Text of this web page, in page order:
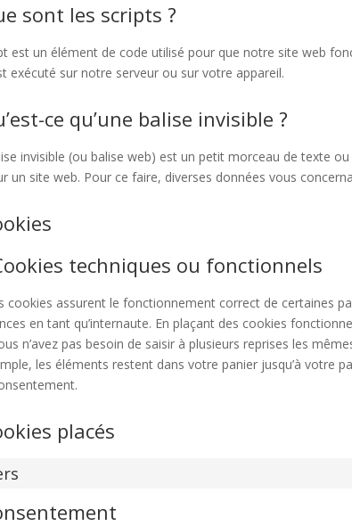
sont les scripts ?
est un élément de code utilisé pour que notre site web
exécuté sur notre serveur ou sur votre appareil.
ce qu’une balise invisible ?
invisible (ou balise web) est un petit morceau de texte
un site web. Pour ce faire, diverses données vous
techniques ou fonctionnels
cookies assurent le fonctionnement correct de certaines
en tant qu’internaute. En plaçant des cookies
n’avez pas besoin de saisir à plusieurs reprises les
les éléments restent dans votre panier jusqu’à votre
placés